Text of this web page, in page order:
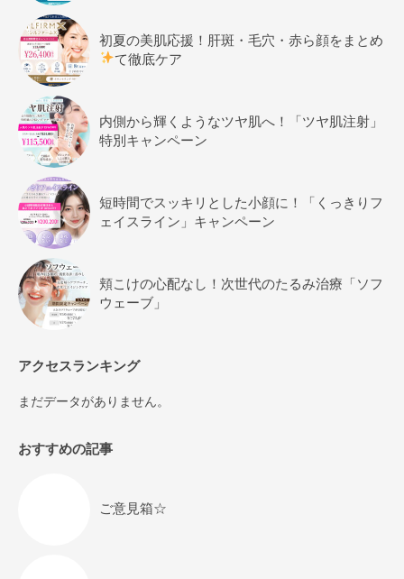
初夏の美肌応援！肝斑・毛穴・赤ら顔をまとめ
て徹底ケア
内側から輝くようなツヤ肌へ！「ツヤ肌注射」
特別キャンペーン
短時間でスッキリとした小顔に！「くっきりフ
ェイスライン」キャンペーン
頬こけの心配なし！次世代のたるみ治療「ソフ
ウェーブ」
アクセスランキング
まだデータがありません。
おすすめの記事
ご意見箱☆